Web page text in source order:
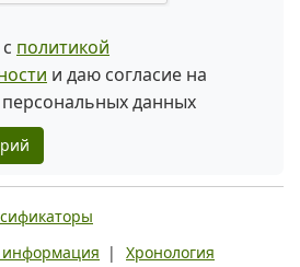
политикой
и даю согласие на
данных
информация | Хронология